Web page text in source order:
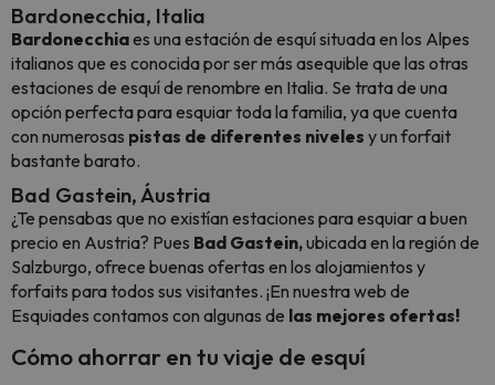
Bardonecchia, Italia
Bardonecchiaes una estación de esquí situada en los Alpes
italianos que es conocida por ser más asequible que las otras
estaciones de esquí de renombre en Italia. Se trata de una
opción perfecta para esquiar toda la familia, ya que cuenta
con numerosas pistas de diferentes niveles y un forfait
bastante barato.
Bad Gastein, Áustria
¿Te pensabas que no existían estaciones para esquiar a buen
precio en Austria? Pues Bad Gastein,ubicada en la región de
Salzburgo, ofrece buenas ofertas en los alojamientos y
forfaits para todos sus visitantes. ¡En nuestra web de
Esquiades contamos con algunas de las mejores ofertas!
Cómo ahorrar en tu viaje de esquí